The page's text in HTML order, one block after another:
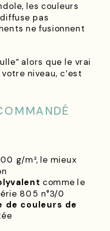
les couleurs
pas
ne fusionnent
alors que le vrai
niveau, c’est
g/m², le mieux
comme le
805 n°3/0
de couleurs de